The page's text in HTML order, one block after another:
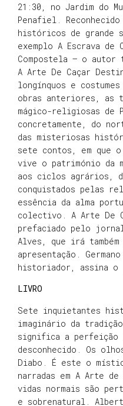
21:30, no Jardim do
Penafiel.
históricos de grande
exemplo A Escrava de
Compostela – o autor
A Arte De Caçar
longínquos e
obras anteriores, as
mágico-religiosas de
concretamente, do
das misteriosas
sete contos, em que
vive o património da
aos ciclos agrários,
conquistados pelas
essência da alma
colectivo. A Arte De
prefaciado pelo
Alves, que irá
apresentação.
historiador, assina o
LIVRO
Sete inquietantes
imaginário da
significa a perfeição
desconhecido. Os
Diabo. É este o
narradas em A Arte
vidas normais são
e sobrenatural.